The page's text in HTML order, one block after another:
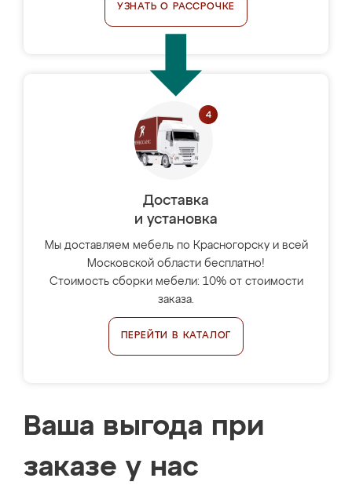
УЗНАТЬ О РАССРОЧКЕ
Доставка
и установка
Мы доставляем мебель по Красногорску и всей
Московской области бесплатно!
Стоимость сборки мебели: 10% от стоимости
заказа.
ПЕРЕЙТИ В КАТАЛОГ
Ваша выгода при
заказе у нас